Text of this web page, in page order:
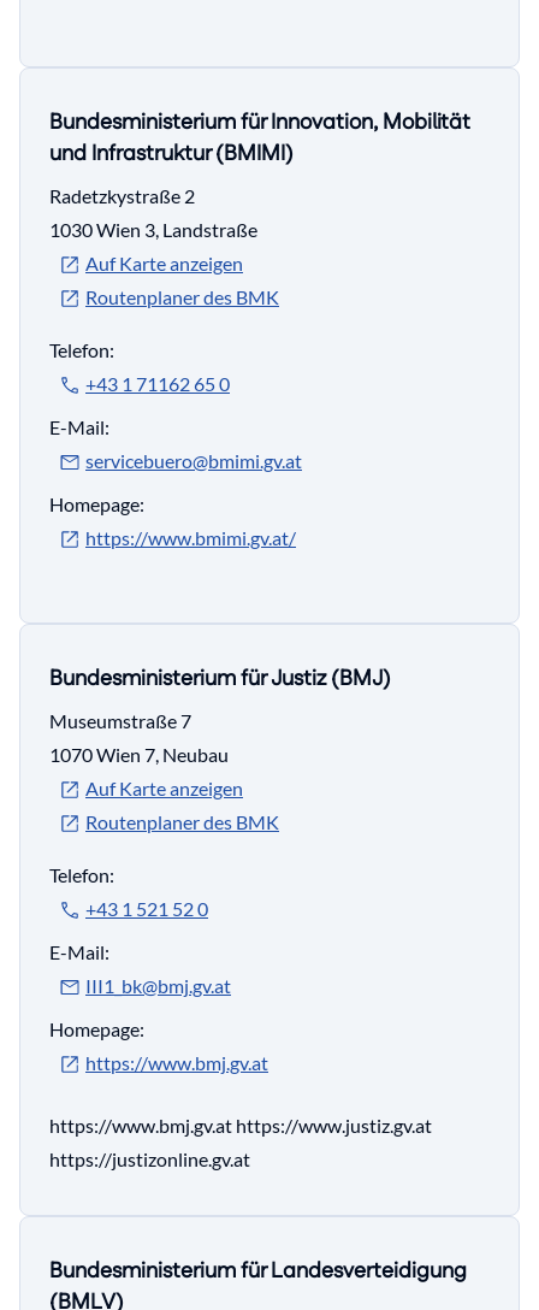
Bundesministerium für Innovation, Mobilität
und Infrastruktur (BMIMI)
Radetzkystraße 2
1030 Wien 3, Landstraße
Auf Karte anzeigen
Routenplaner des BMK
Telefon:
+43 1 71162 65 0
E-Mail:
servicebuero@bmimi.gv.at
Homepage:
https://www.bmimi.gv.at/
Bundesministerium für Justiz (BMJ)
Museumstraße 7
1070 Wien 7, Neubau
Auf Karte anzeigen
Routenplaner des BMK
Telefon:
+43 1 521 52 0
E-Mail:
III1_bk@bmj.gv.at
Homepage:
https://www.bmj.gv.at
https://www.bmj.gv.at https://www.justiz.gv.at
https://justizonline.gv.at
Bundesministerium für Landesverteidigung
(BMLV)